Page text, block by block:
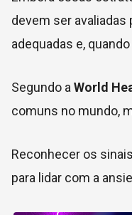
devem ser
adequadas e,
Segundo a World
comuns no mundo,
Reconhecer os
para lidar com a